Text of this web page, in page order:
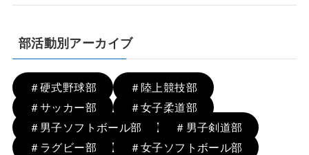
部活動別アーカイブ
＃硬式野球部
＃陸上競技部
＃サッカー部
＃女子柔道部
＃男子ソフトボール部
＃男子剣道部
＃ラグビー部
＃女子ソフトボール部